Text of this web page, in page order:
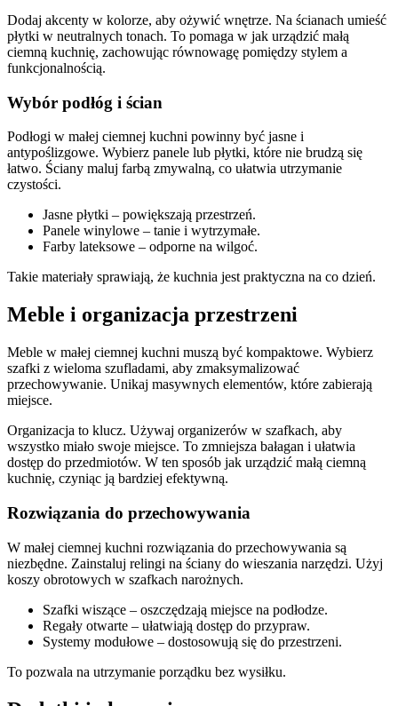
Dodaj akcenty w kolorze, aby ożywić wnętrze. Na ścianach umieść
płytki w neutralnych tonach. To pomaga w jak urządzić małą
ciemną kuchnię, zachowując równowagę pomiędzy stylem a
funkcjonalnością.
Wybór podłóg i ścian
Podłogi w małej ciemnej kuchni powinny być jasne i
antypoślizgowe. Wybierz panele lub płytki, które nie brudzą się
łatwo. Ściany maluj farbą zmywalną, co ułatwia utrzymanie
czystości.
Jasne płytki – powiększają przestrzeń.
Panele winylowe – tanie i wytrzymałe.
Farby lateksowe – odporne na wilgoć.
Takie materiały sprawiają, że kuchnia jest praktyczna na co dzień.
Meble i organizacja przestrzeni
Meble w małej ciemnej kuchni muszą być kompaktowe. Wybierz
szafki z wieloma szufladami, aby zmaksymalizować
przechowywanie. Unikaj masywnych elementów, które zabierają
miejsce.
Organizacja to klucz. Używaj organizerów w szafkach, aby
wszystko miało swoje miejsce. To zmniejsza bałagan i ułatwia
dostęp do przedmiotów. W ten sposób jak urządzić małą ciemną
kuchnię, czyniąc ją bardziej efektywną.
Rozwiązania do przechowywania
W małej ciemnej kuchni rozwiązania do przechowywania są
niezbędne. Zainstaluj relingi na ściany do wieszania narzędzi. Użyj
koszy obrotowych w szafkach narożnych.
Szafki wiszące – oszczędzają miejsce na podłodze.
Regały otwarte – ułatwiają dostęp do przypraw.
Systemy modułowe – dostosowują się do przestrzeni.
To pozwala na utrzymanie porządku bez wysiłku.